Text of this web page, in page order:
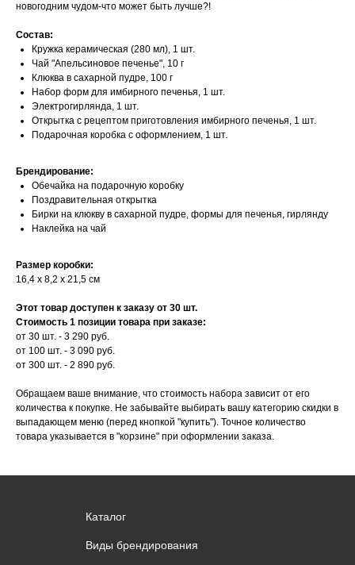
новогодним чудом-что может быть лучше?!
Состав:
Кружка керамическая (280 мл), 1 шт.
Чай "Апельсиновое печенье", 10 г
Клюква в сахарной пудре, 100 г
Набор форм для имбирного печенья, 1 шт.
Электрогирлянда, 1 шт.
Открытка с рецептом приготовления имбирного печенья, 1 шт.
Подарочная коробка с оформлением, 1 шт.
Брендирование:
Обечайка на подарочную коробку
Поздравительная открытка
Бирки на клюкву в сахарной пудре, формы для печенья, гирлянду
Наклейка на чай
Размер коробки:
16,4 х 8,2 х 21,5 см
Этот товар доступен к заказу от 30 шт.
Стоимость 1 позиции товара при заказе:
от 30 шт. - 3 290 руб.
от 100 шт. - 3 090 руб.
от 300 шт. - 2 890 руб.
Обращаем ваше внимание, что стоимость набора зависит от его
количества к покупке. Не забывайте выбирать вашу категорию скидки в
выпадающем меню (перед кнопкой "купить"). Точное количество
товара указывается в "корзине" при оформлении заказа.
Каталог
Виды брендирования